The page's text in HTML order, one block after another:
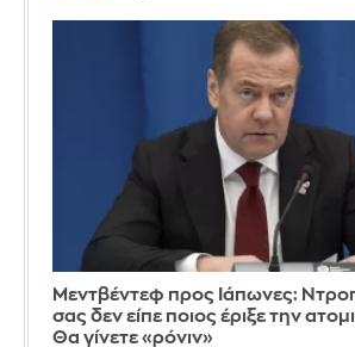
Μεντβέντεφ προς Ιάπωνες:
σας δεν είπε ποιος έριξε την
Θα γίνετε «ρόνιν»